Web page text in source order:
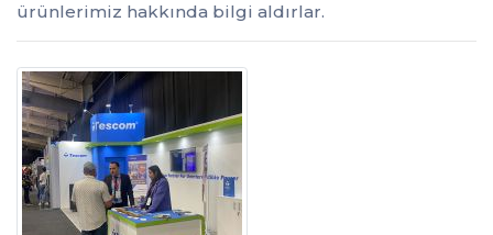
ürünlerimiz hakkında bilgi aldırlar.